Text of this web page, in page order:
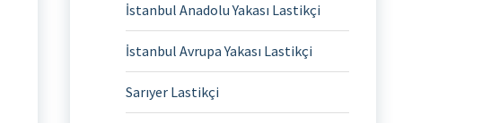
İstanbul Anadolu Yakası Lastikçi
İstanbul Avrupa Yakası Lastikçi
Sarıyer Lastikçi